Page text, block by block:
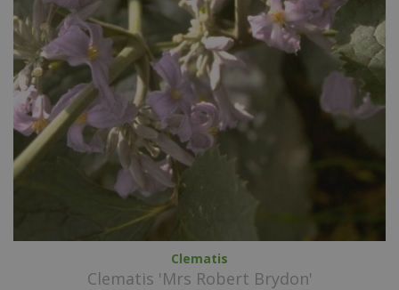
Clematis
Clematis 'Mrs Robert Brydon'